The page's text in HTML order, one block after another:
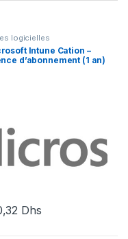
logicielles
Intune Cation –
d’abonnement (1 an)
Dhs